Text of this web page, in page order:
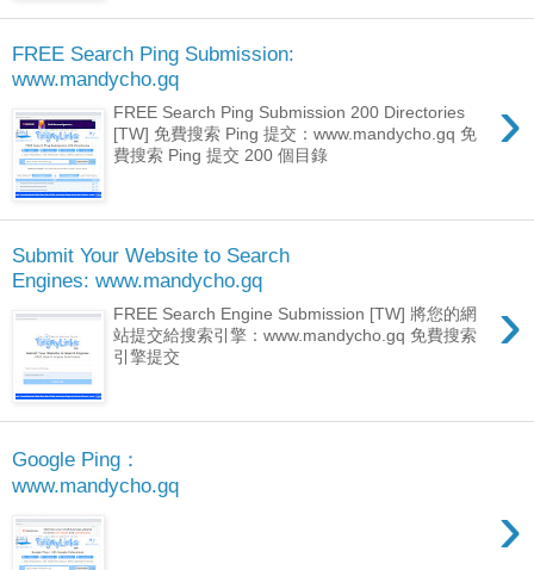
FREE Search Ping Submission:
www.mandycho.gq
›
FREE Search Ping Submission 200 Directories
[TW] 免費搜索 Ping 提交：www.mandycho.gq 免
費搜索 Ping 提交 200 個目錄
Submit Your Website to Search
Engines: www.mandycho.gq
›
FREE Search Engine Submission [TW] 將您的網
站提交給搜索引擎：www.mandycho.gq 免費搜索
引擎提交
Google Ping：
www.mandycho.gq
›